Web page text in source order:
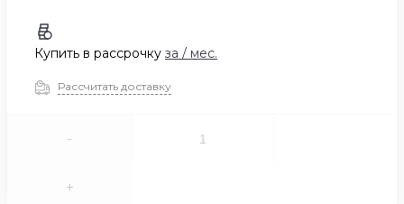
Купить в рассрочку за / мес.
Рассчитать доставку
-
+